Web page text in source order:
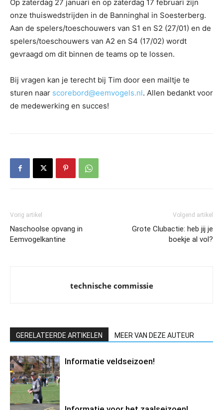
Op zaterdag 27 januari en op zaterdag 17 februari zijn
onze thuiswedstrijden in de Banninghal in Soesterberg.
Aan de spelers/toeschouwers van S1 en S2 (27/01) en de
spelers/toeschouwers van A2 en S4 (17/02) wordt
gevraagd om dit binnen de teams op te lossen.
Bij vragen kan je terecht bij Tim door een mailtje te
sturen naar scorebord@eemvogels.nl. Allen bedankt voor
de medewerking en succes!
Vorig artikel
Naschoolse opvang in
Eemvogelkantine
Volgend artikel
Grote Clubactie: heb jij je
boekje al vol?
technische commissie
GERELATEERDE ARTIKELEN MEER VAN DEZE AUTEUR
Informatie veldseizoen!